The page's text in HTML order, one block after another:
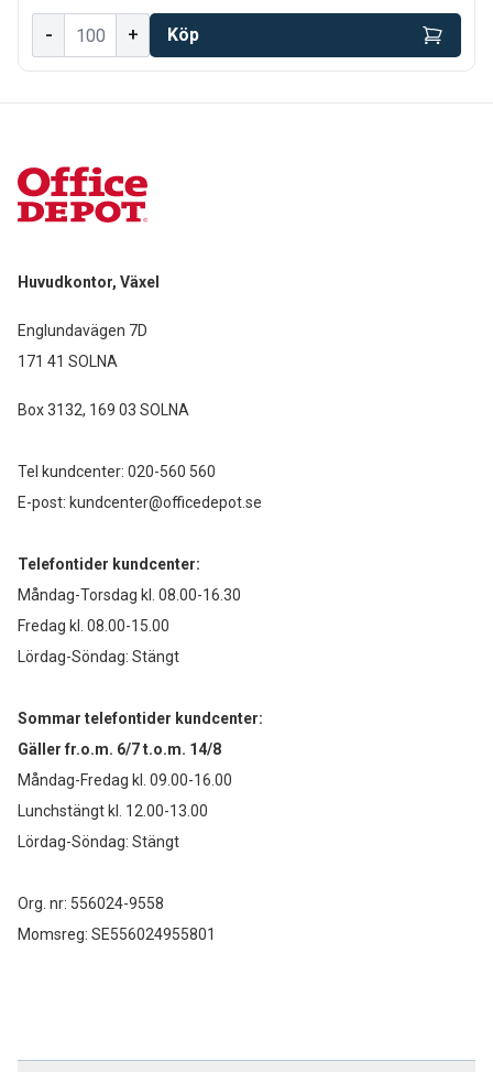
- + Köp
Huvudkontor, Växel
Englundavägen 7D
171 41 SOLNA
Box 3132, 169 03 SOLNA
Tel kundcenter: 020-560 560
E-post: kundcenter@officedepot.se
Telefontider kundcenter:
Måndag-Torsdag kl. 08.00-16.30
Fredag kl. 08.00-15.00
Lördag-Söndag: Stängt
Sommar telefontider kundcenter:
Gäller fr.o.m. 6/7 t.o.m. 14/8
Måndag-Fredag kl. 09.00-16.00
Lunchstängt kl. 12.00-13.00
Lördag-Söndag: Stängt
Org. nr: 556024-9558
Momsreg: SE556024955801